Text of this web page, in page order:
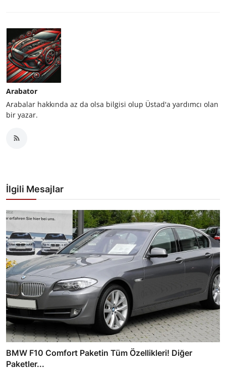
Arabator
Arabalar hakkında az da olsa bilgisi olup Üstad'a yardımcı olan
bir yazar.
İlgili Mesajlar
BMW F10 Comfort Paketin Tüm Özellikleri! Diğer
Paketler...